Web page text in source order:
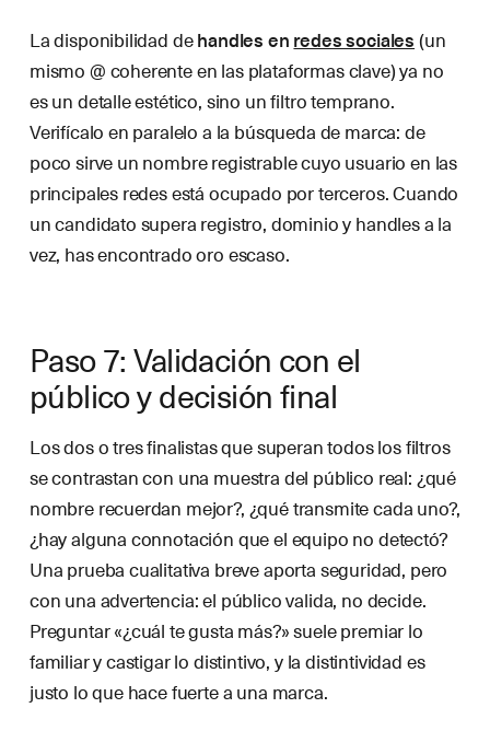
La disponibilidad dehandles enredes sociales(un
mismo @ coherente en las plataformas clave) ya no
es un detalle estético, sino un filtro temprano.
Verifícalo en paralelo a la búsqueda de marca: de
poco sirve un nombre registrable cuyo usuario en las
principales redes está ocupado por terceros. Cuando
un candidato supera registro, dominio y handles a la
vez, has encontrado oro escaso.
Paso 7: Validación con el
público y decisión final
Los dos o tres finalistas que superan todos los filtros
se contrastan con una muestra del público real: ¿qué
nombre recuerdan mejor?, ¿qué transmite cada uno?,
¿hay alguna connotación que el equipo no detectó?
Una prueba cualitativa breve aporta seguridad, pero
con una advertencia: el público valida, no decide.
Preguntar «¿cuál te gusta más?» suele premiar lo
familiar y castigar lo distintivo, y la distintividad es
justo lo que hace fuerte a una marca.